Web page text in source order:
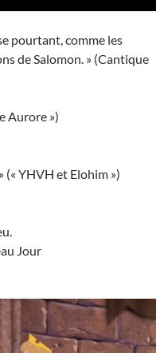
pourtant, comme les
de Salomon. » (Cantique
Aurore »)
(« YHVH et Elohim »)
Jour